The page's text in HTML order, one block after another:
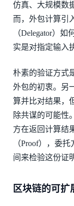
仿真、大规模数
而，外包计算引
（Delegator）
实是对指定输入
朴素的验证方式
外包的初衷。另
算并比对结果，
除共谋的可能性
方在返回计算结
（Proof），委
间来检验这份证
区块链的可扩